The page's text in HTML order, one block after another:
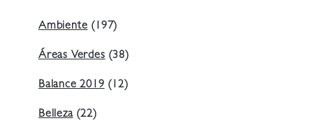
Ambiente (197)
Áreas Verdes (38)
Balance 2019 (12)
Belleza(22)